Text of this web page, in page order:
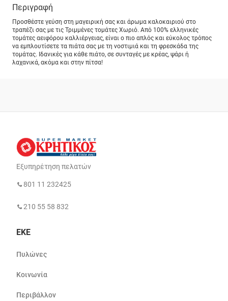
Περιγραφή
Προσθέστε γεύση στη μαγειρική σας και άρωμα καλοκαιριού στο
τραπέζι σας με τις Τριμμένες τομάτες Χωριό. Από 100% ελληνικές
τομάτες αειφόρου καλλιέργειας, είναι ο πιο απλός και εύκολος τρόπος
να εμπλουτίσετε τα πιάτα σας με τη νοστιμιά και τη φρεσκάδα της
τομάτας. Ιδανικές για κάθε πιάτο, σε συνταγές με κρέας, ψάρι ή
λαχανικά, ακόμα και στην πίτσα!
Εξυπηρέτηση πελατών
801 11 232425
210 55 58 832
ΕΚΕ
Πυλώνες
Κοινωνία
Περιβάλλον